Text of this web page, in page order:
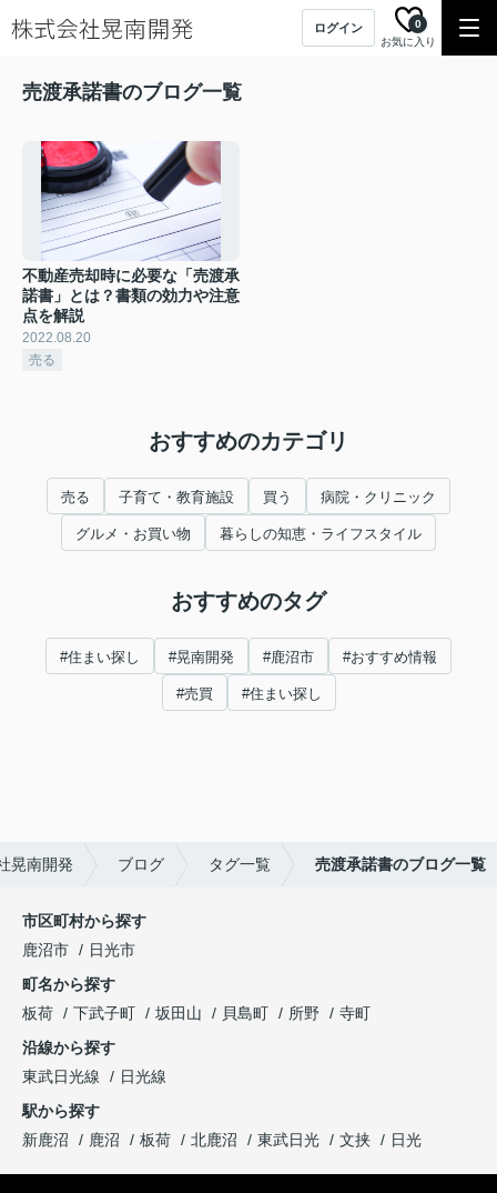
ログイン
お気に入り
0
売渡承諾書のブログ一覧
不動産売却時に必要な「売渡承
諾書」とは？書類の効力や注意
点を解説
2022.08.20
売る
おすすめのカテゴリ
売る 子育て・教育施設 買う 病院・クリニック
グルメ・お買い物 暮らしの知恵・ライフスタイル
おすすめのタグ
#住まい探し #晃南開発 #鹿沼市 #おすすめ情報
#売買 #住まい探し
晃南開発 ブログ タグ一覧 売渡承諾書のブログ一覧
市区町村から探す
鹿沼市
日光市
町名から探す
板荷
下武子町 坂田山 貝島町 所野
寺町
沿線から探す
東武日光線
日光線
駅から探す
新鹿沼
鹿沼 板荷 北鹿沼 東武日光 文挟 日光